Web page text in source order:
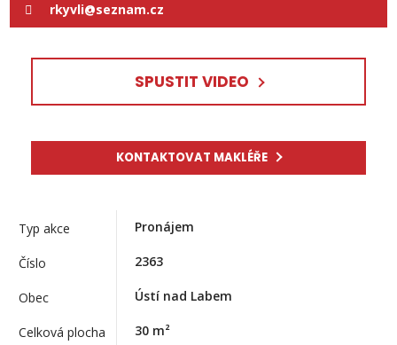
rkyvli@seznam.cz
SPUSTIT VIDEO
KONTAKTOVAT MAKLÉŘE
Typ akce Pronájem
Číslo 2363
Obec Ústí nad Labem
Celková plocha 30 m²